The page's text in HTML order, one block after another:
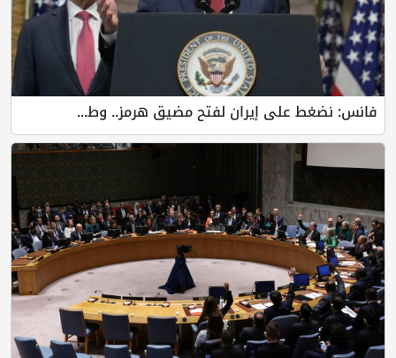
فانس: نضغط على إيران لفتح مضيق هرمز.. وط...